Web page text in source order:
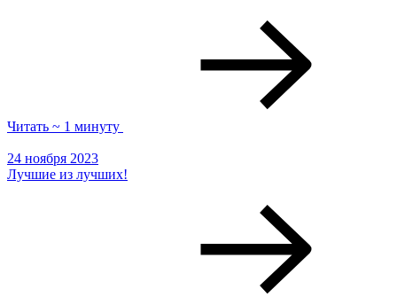
Читать ~ 1 минуту
24 ноября 2023
Лучшие из лучших!